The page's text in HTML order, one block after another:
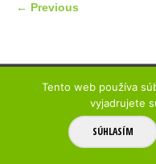
← Previous
© 2017 Parkovanie Trenčín
Tento web používa
vyjadrujete
SÚHLASÍM